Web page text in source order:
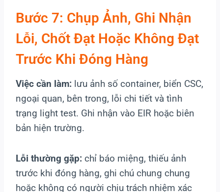
Bước 7: Chụp Ảnh, Ghi Nhận
Lỗi, Chốt Đạt Hoặc Không Đạt
Trước Khi Đóng Hàng
Việc cần làm: lưu ảnh số container, biển CSC,
ngoại quan, bên trong, lỗi chi tiết và tình
trạng light test. Ghi nhận vào EIR hoặc biên
bản hiện trường.
Lỗi thường gặp: chỉ báo miệng, thiếu ảnh
trước khi đóng hàng, ghi chú chung chung
hoặc không có người chịu trách nhiệm xác